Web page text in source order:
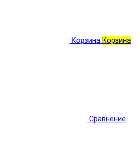
Корзина Корзина
Сравнение